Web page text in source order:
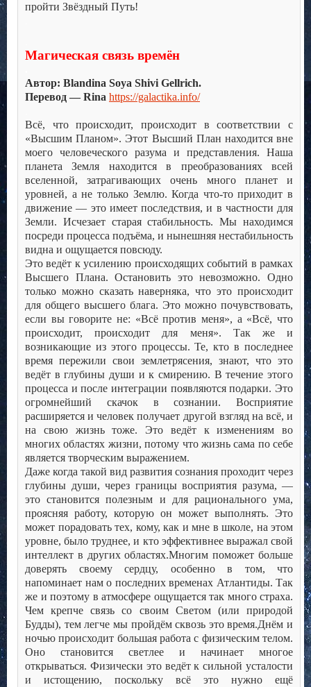
пройти Звёздный Путь!
Магическая связь времён
Автор: Blandina Soya Shivi Gellrich.
Перевод — Rina https://galactika.info/
Всё, что происходит, происходит в соответствии с
«Высшим Планом». Этот Высший План находится вне
моего человеческого разума и представления. Наша
планета Земля находится в преобразованиях всей
вселенной, затрагивающих очень много планет и
уровней, а не только Землю. Когда что-то приходит в
движение — это имеет последствия, и в частности для
Земли. Исчезает старая стабильность. Мы находимся
посреди процесса подъёма, и нынешняя нестабильность
видна и ощущается повсюду.
Это ведёт к усилению происходящих событий в рамках
Высшего Плана. Остановить это невозможно. Одно
только можно сказать наверняка, что это происходит
для общего высшего блага. Это можно почувствовать,
если вы говорите не: «Всё против меня», а «Всё, что
происходит, происходит для меня». Так же и
возникающие из этого процессы. Те, кто в последнее
время пережили свои землетрясения, знают, что это
ведёт в глубины души и к смирению. В течение этого
процесса и после интеграции появляются подарки. Это
огромнейший скачок в сознании. Восприятие
расширяется и человек получает другой взгляд на всё, и
на свою жизнь тоже. Это ведёт к изменениям во
многих областях жизни, потому что жизнь сама по себе
является творческим выражением.
Даже когда такой вид развития сознания проходит через
глубины души, через границы восприятия разума, —
это становится полезным и для рационального ума,
проясняя работу, которую он может выполнять. Это
может порадовать тех, кому, как и мне в школе, на этом
уровне, было труднее, и кто эффективнее выражал свой
интеллект в других областях.Многим поможет больше
доверять своему сердцу, особенно в том, что
напоминает нам о последних временах Атлантиды. Так
же и поэтому в атмосфере ощущается так много страха.
Чем крепче связь со своим Светом (или природой
Будды), тем легче мы пройдём сквозь это время.Днём и
ночью происходит большая работа с физическим телом.
Оно становится светлее и начинает многое
открываться. Физически это ведёт к сильной усталости
и истощению, поскольку всё это нужно ещё